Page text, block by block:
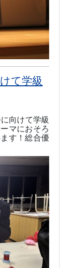
て学級
向けて学級
マにおそろ
す！総合優